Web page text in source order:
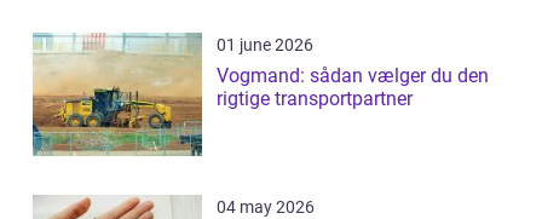
01 june 2026
Vogmand: sådan vælger du den
rigtige transportpartner
04 may 2026